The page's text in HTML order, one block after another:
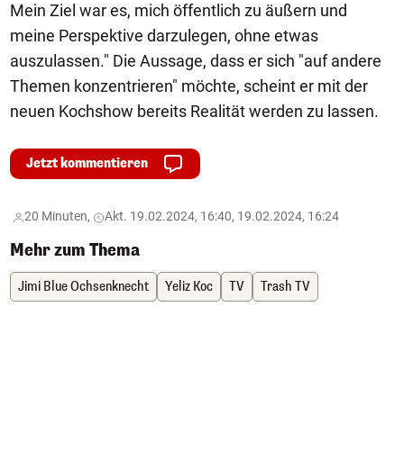
Mein Ziel war es, mich öffentlich zu äußern und
meine Perspektive darzulegen, ohne etwas
auszulassen." Die Aussage, dass er sich "auf andere
Themen konzentrieren" möchte, scheint er mit der
neuen Kochshow bereits Realität werden zu lassen.
Jetzt kommentieren
20 Minuten, Akt. 19.02.2024, 16:40, 19.02.2024, 16:24
Mehr zum Thema
Jimi Blue Ochsenknecht Yeliz Koc TV Trash TV